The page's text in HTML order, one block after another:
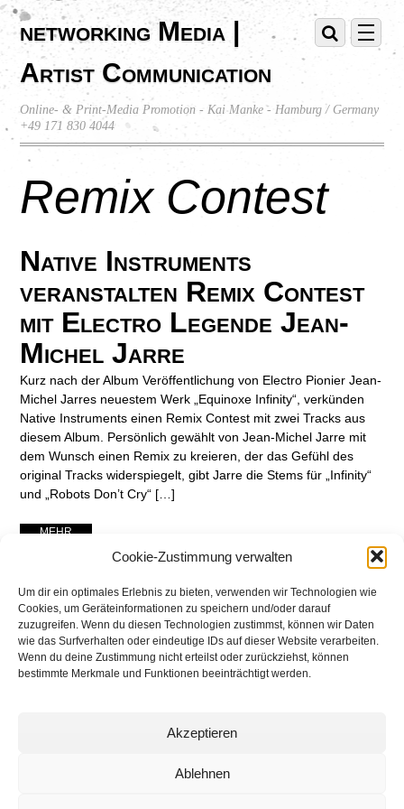
Cookie-Zustimmung verwalten
Um dir ein optimales Erlebnis zu bieten, verwenden wir Technologien wie
Cookies, um Geräteinformationen zu speichern und/oder darauf
zuzugreifen. Wenn du diesen Technologien zustimmst, können wir Daten
wie das Surfverhalten oder eindeutige IDs auf dieser Website verarbeiten.
Wenn du deine Zustimmung nicht erteilst oder zurückziehst, können
bestimmte Merkmale und Funktionen beeinträchtigt werden.
Akzeptieren
Ablehnen
networking Media |
Artist Communication
Online- & Print-Media Promotion - Kai Manke - Hamburg / Germany
+49 171 830 4044
Remix Contest
Native Instruments
veranstalten Remix Contest
mit Electro Legende Jean-
Michel Jarre
Kurz nach der Album Veröffentlichung von Electro Pionier Jean-
Michel Jarres neuestem Werk „Equinoxe Infinity“, verkünden
Native Instruments einen Remix Contest mit zwei Tracks aus
diesem Album. Persönlich gewählt von Jean-Michel Jarre mit
dem Wunsch einen Remix zu kreieren, der das Gefühl des
original Tracks widerspiegelt, gibt Jarre die Stems für „Infinity“
und „Robots Don’t Cry“ […]
... MEHR ...
networking Media | Artist
Communication